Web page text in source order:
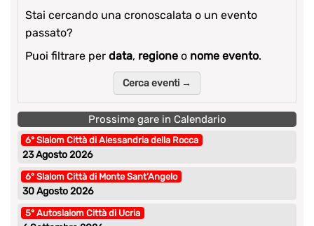
Stai cercando una cronoscalata o un evento
passato?
Puoi filtrare per data, regione o nome evento.
Cerca eventi →
Prossime gare in Calendario
6° Slalom Città di Alessandria della Rocca
23 Agosto 2026
6° Slalom Città di Monte Sant’Angelo
30 Agosto 2026
5° Autoslalom Città di Ucria